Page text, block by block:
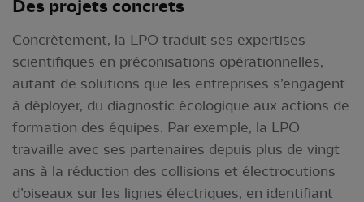
Des projets concrets
Concrètement, la LPO traduit ses expertises
scientifiques en préconisations opérationnelles,
autant de solutions que les entreprises s’engagent
à déployer, du diagnostic écologique aux actions de
formation des équipes. Par exemple, la LPO
travaille avec ses partenaires depuis plus de vingt
ans à la réduction des collisions et électrocutions
d’oiseaux sur les lignes électriques, en identifiant